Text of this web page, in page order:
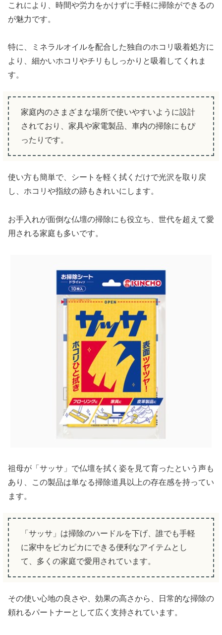
これにより、時間や労力をかけずに手軽に掃除ができるの
が魅力です。
特に、ミネラルオイルを配合した独自のホコリ吸着処方に
より、細かいホコリやチリもしっかりと吸着してくれま
す。
家庭内のさまざまな場所で使いやすいように設計
されており、家具や家電製品、車内の掃除にもぴ
ったりです。
使い方も簡単で、シートを軽く拭くだけで光沢を取り戻
し、ホコリや指紋の跡もきれいにします。
お手入れが面倒な仏壇の掃除にも役立ち、世代を超えて愛
用される家庭も多いです。
祖母が「サッサ」で仏壇を拭く姿を見て育ったという声も
あり、この製品は単なる掃除道具以上の存在感を持ってい
ます。
「サッサ」は掃除のハードルを下げ、誰でも手軽
に家中をピカピカにできる便利なアイテムとし
て、多くの家庭で愛用されています。
その使い心地の良さや、効果の高さから、日常的な掃除の
頼れるパートナーとして広く支持されています。